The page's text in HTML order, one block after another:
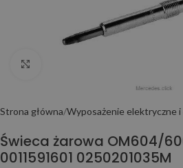
Strona główna Wyposażenie elektryczne i
Świeca żarowa OM604/
0011591601 0250201035M